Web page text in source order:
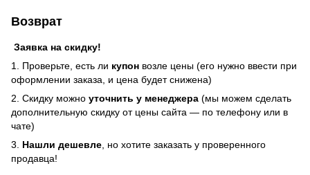
Возврат
Заявка на скидку!
1. Проверьте, есть ли купон возле цены (его нужно ввести при
оформлении заказа, и цена будет снижена)
2. Скидку можно уточнить у менеджера (мы можем сделать
дополнительную скидку от цены сайта — по телефону или в
чате)
3. Нашли дешевле , но хотите заказать у проверенного
продавца!